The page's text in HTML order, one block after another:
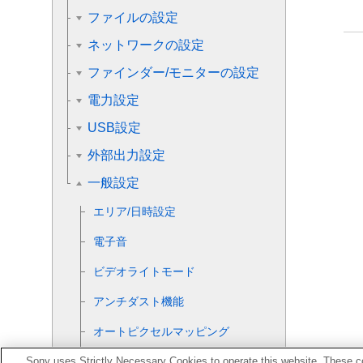
ファイルの設定
ネットワークの設定
ファインダー/モニターの設定
電力設定
USB設定
外部出力設定
一般設定
エリア/日時設定
電子音
ビデオライトモード
アンチダスト機能
オートピクセルマッピング